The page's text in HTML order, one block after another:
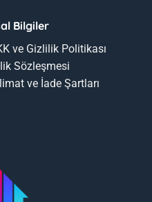
Bilgiler
ve Gizlilik Politikası
Sözleşmesi
ve İade Şartları